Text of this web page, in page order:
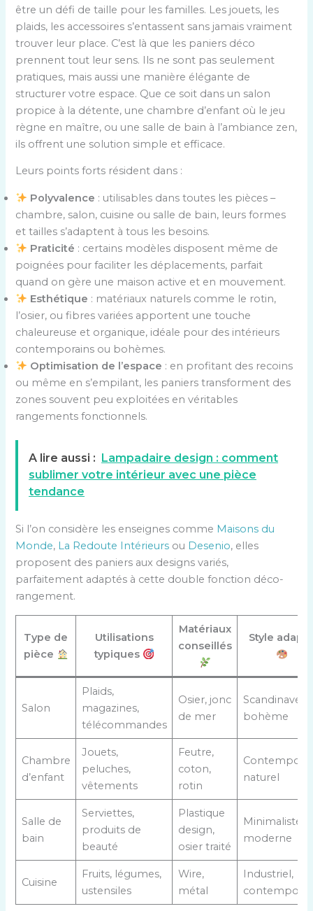
être un défi de taille pour les familles. Les jouets, les
plaids, les accessoires s’entassent sans jamais vraiment
trouver leur place. C’est là que les paniers déco
prennent tout leur sens. Ils ne sont pas seulement
pratiques, mais aussi une manière élégante de
structurer votre espace. Que ce soit dans un salon
propice à la détente, une chambre d’enfant où le jeu
règne en maître, ou une salle de bain à l’ambiance zen,
ils offrent une solution simple et efficace.
Leurs points forts résident dans :
Polyvalence : utilisables dans toutes les pièces –
chambre, salon, cuisine ou salle de bain, leurs formes
et tailles s’adaptent à tous les besoins.
Praticité : certains modèles disposent même de
poignées pour faciliter les déplacements, parfait
quand on gère une maison active et en mouvement.
Esthétique : matériaux naturels comme le rotin,
l’osier, ou fibres variées apportent une touche
chaleureuse et organique, idéale pour des intérieurs
contemporains ou bohèmes.
Optimisation de l’espace : en profitant des recoins
ou même en s’empilant, les paniers transforment des
zones souvent peu exploitées en véritables
rangements fonctionnels.
A lire aussi :
Lampadaire design : comment
sublimer votre intérieur avec une pièce
tendance
Si l’on considère les enseignes comme Maisons du
Monde, La Redoute Intérieurs ou Desenio, elles
proposent des paniers aux designs variés,
parfaitement adaptés à cette double fonction déco-
rangement.
Type de
pièce
Utilisations
typiques
Matériaux
conseillés
Style
Salon
Plaids,
magazines,
télécommandes
Osier, jonc
de mer
Scandinave,
bohème
Chambre
d’enfant
Jouets,
peluches,
vêtements
Feutre,
coton,
rotin
naturel
Salle de
bain
Serviettes,
produits de
beauté
Plastique
design,
osier traité
Minimaliste,
moderne
Cuisine
Fruits, légumes,
ustensiles
Wire,
métal
Industriel,